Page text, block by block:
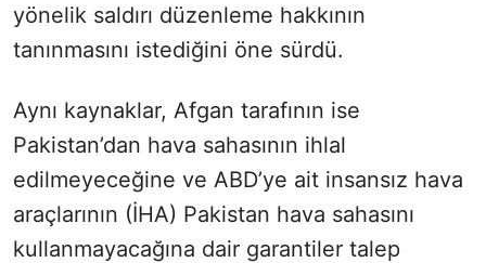
yönelik saldırı düzenleme hakkının
tanınmasını istediğini öne sürdü.
Aynı kaynaklar, Afgan tarafının ise
Pakistan’dan hava sahasının ihlal
edilmeyeceğine ve ABD’ye ait insansız hava
araçlarının (İHA) Pakistan hava sahasını
kullanmayacağına dair garantiler talep